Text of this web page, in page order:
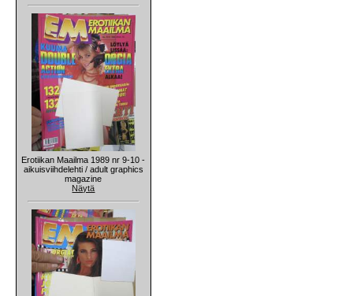
Erotiikan Maailma 1989 nr 9-10 -
aikuisviihdelehti / adult graphics
magazine
Näytä